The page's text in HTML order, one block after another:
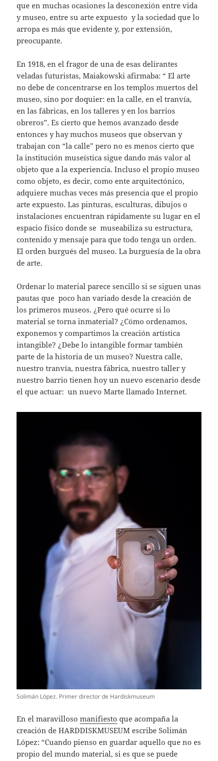
que en muchas ocasiones la desconexión entre vida
y museo, entre su arte expuesto y la sociedad que lo
arropa es más que evidente y, por extensión,
preocupante.
En 1918, en el fragor de una de esas delirantes
veladas futuristas, Maiakowski afirmaba: “ El arte
no debe de concentrarse en los templos muertos del
museo, sino por doquier: en la calle, en el tranvía,
en las fábricas, en los talleres y en los barrios
obreros”. Es cierto que hemos avanzado desde
entonces y hay muchos museos que observan y
trabajan con “la calle” pero no es menos cierto que
la institución museística sigue dando más valor al
objeto que a la experiencia. Incluso el propio museo
como objeto, es decir, como ente arquitectónico,
adquiere muchas veces más presencia que el propio
arte expuesto. Las pinturas, esculturas, dibujos o
instalaciones encuentran rápidamente su lugar en el
espacio físico donde se museabiliza su estructura,
contenido y mensaje para que todo tenga un orden.
El orden burgués del museo. La burguesía de la obra
de arte.
Ordenar lo material parece sencillo si se siguen unas
pautas que poco han variado desde la creación de
los primeros museos. ¿Pero qué ocurre si lo
material se torna inmaterial? ¿Cómo ordenamos,
exponemos y compartimos la creación artística
intangible? ¿Debe lo intangible formar también
parte de la historia de un museo? Nuestra calle,
nuestro tranvía, nuestra fábrica, nuestro taller y
nuestro barrio tienen hoy un nuevo escenario desde
el que actuar: un nuevo Marte llamado Internet.
Solimán López. Primer director de Hardiskmuseum
En el maravillosomanifiesto que acompaña la
creación de HARDDISKMUSEUM escribe Solimán
López: “Cuando pienso en guardar aquello que no es
propio del mundo material, si es que se puede